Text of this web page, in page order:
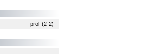
prol. (2-2)